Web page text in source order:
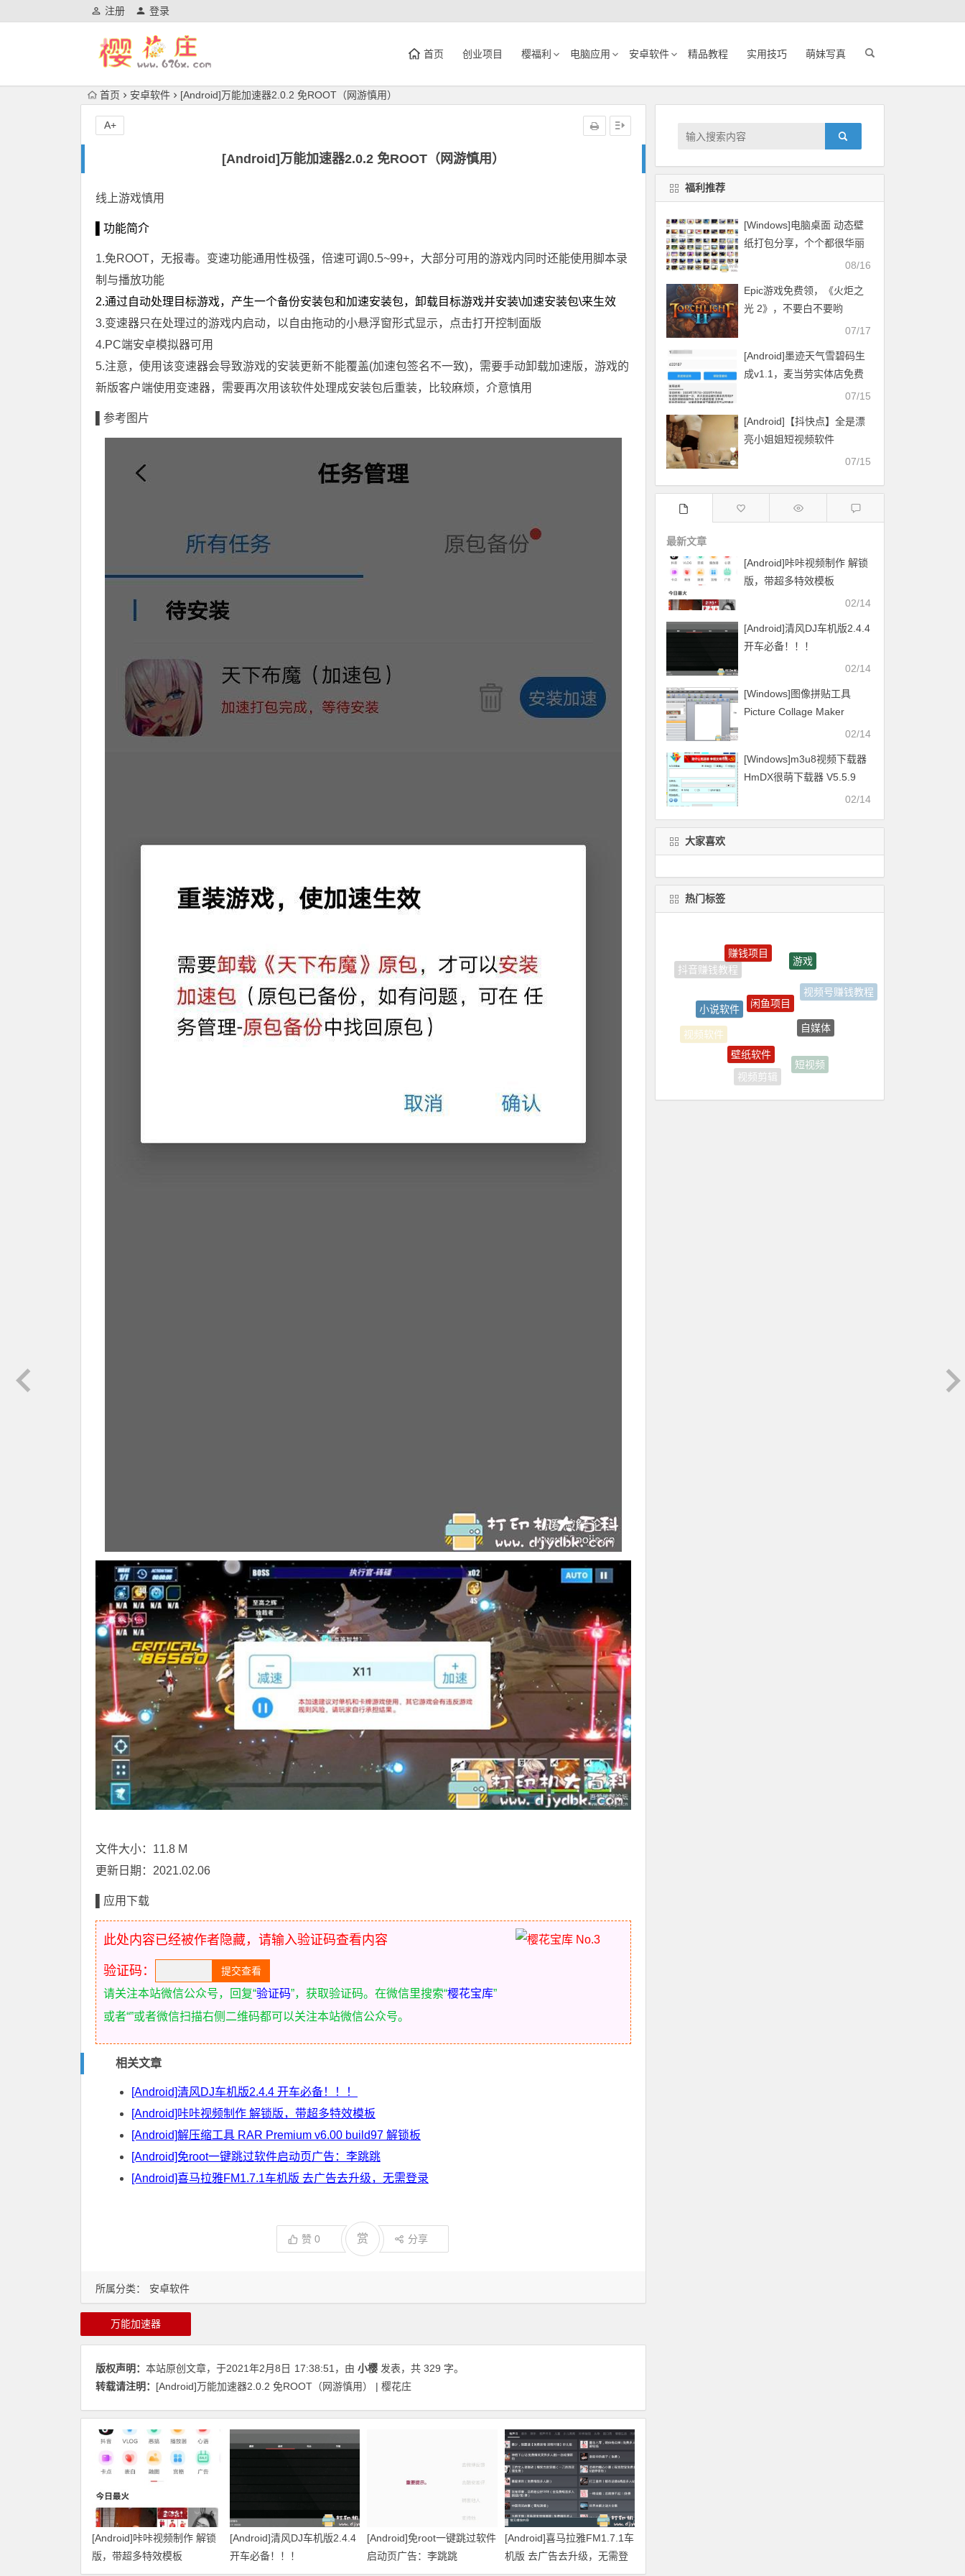
注册 登录
首页 创业项目 樱福利 电脑应用 安卓软件 精品教程 实用技巧 萌妹写真
首页 安卓软件 [Android]万能加速器2.0.2 免ROOT（网游慎用）
[Android]万能加速器2.0.2 免ROOT（网游慎用）
A+
所属分类： 安卓软件
线上游戏慎用
▌功能简介
1.免ROOT，无报毒。变速功能通用性极强，倍速可调0.5~99+，大部分可用的游戏内同时还能使用脚本录
制与播放功能
2.通过自动处理目标游戏，产生一个备份安装包和加速安装包，卸载目标游戏并安装\加速安装包\来生效
3.变速器只在处理过的游戏内启动，以自由拖动的小悬浮窗形式显示，点击打开控制面版
4.PC端安卓模拟器可用
5.注意，使用该变速器会导致游戏的安装更新不能覆盖(加速包签名不一致)，需要手动卸载加速版，游戏的
新版客户端使用变速器，需要再次用该软件处理成安装包后重装，比较麻烦，介意慎用
▌参考图片
文件大小：11.8 M
更新日期：2021.02.06
▌应用下载
此处内容已经被作者隐藏，请输入验证码查看内容
验证码：
请关注本站微信公众号，回复“验证码”，获取验证码。在微信里搜索“樱花宝库”
或者“”或者微信扫描右侧二维码都可以关注本站微信公众号。
相关文章
[Android]清风DJ车机版2.4.4 开车必备！！！
[Android]咔咔视频制作 解锁版，带超多特效模板
[Android]解压缩工具 RAR Premium v6.00 build97 解锁板
[Android]免root一键跳过软件启动页广告：李跳跳
[Android]喜马拉雅FM1.7.1车机版 去广告去升级，无需登录
赞 0 赏 分享
万能加速器
版权声明： 本站原创文章，于2021年2月8日 17:38:51 ，由 小樱 发表，共 329 字。
转载请注明： [Android]万能加速器2.0.2 免ROOT（网游慎用） | 樱花庄
[Android]咔咔视频制作 解锁
版，带超多特效模板
[Android]清风DJ车机版2.4.4
开车必备！！！
[Android]免root一键跳过软件
启动页广告：李跳跳
[Android]喜马拉雅FM1.7.1车
机版 去广告去升级，无需登
福利推荐
[Windows]电脑桌面 动态壁
纸打包分享，个个都很华丽
08/16
Epic游戏免费领，《火炬之
光 2》，不要白不要哟
07/17
[Android]墨迹天气雪碧码生
成v1.1，麦当劳实体店免费
07/15
[Android]【抖快点】全是漂
亮小姐姐短视频软件
07/15
最新文章
[Android]咔咔视频制作 解锁
版，带超多特效模板
02/14
[Android]清风DJ车机版2.4.4
开车必备！！！
02/14
[Windows]图像拼贴工具
Picture Collage Maker
02/14
[Windows]m3u8视频下载器
HmDX很萌下载器 V5.5.9
02/14
大家喜欢
热门标签
视频号赚钱教程
视频软件
闲鱼项目
自媒体
视频剪辑